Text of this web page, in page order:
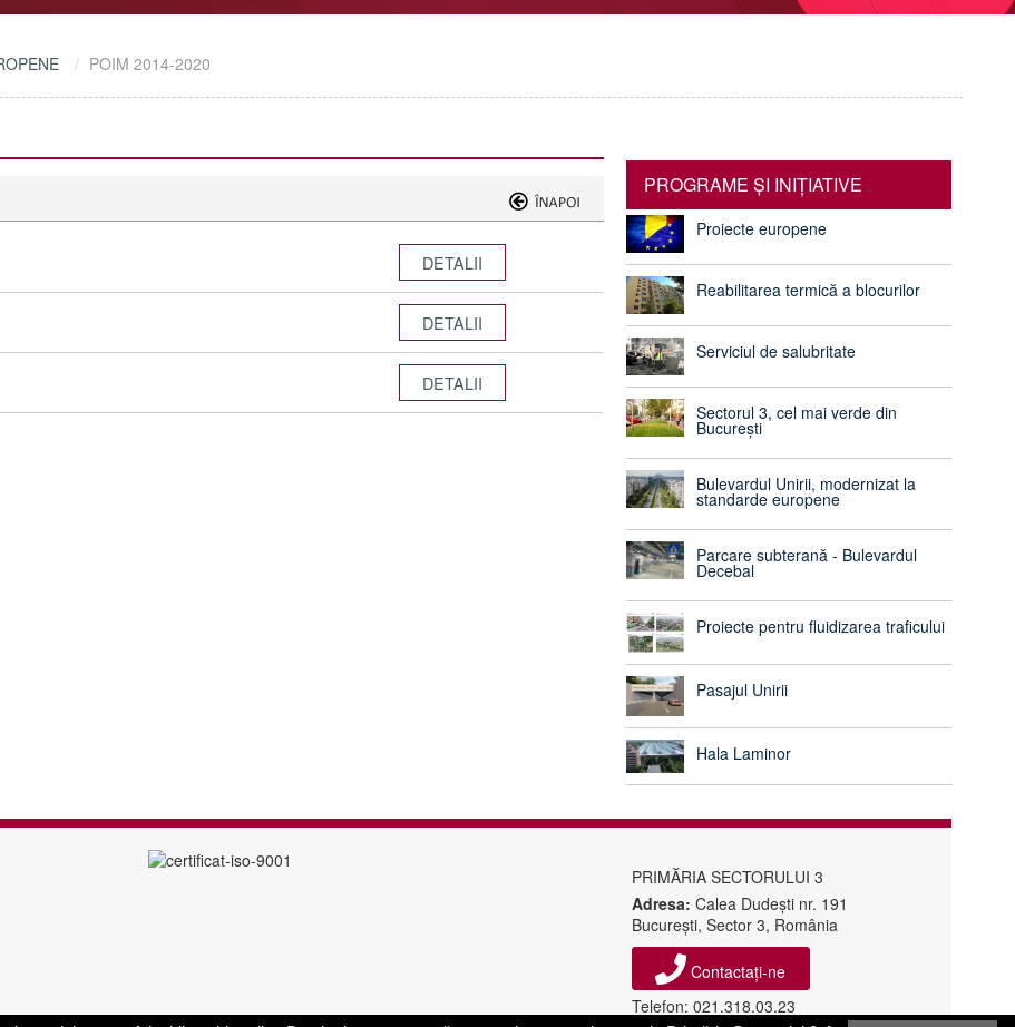
POIM 2014-2020
DETALII
DETALII
DETALII
PROGRAME ŞI INIŢIATIVE
Proiecte europene
Reabilitarea termică a blocurilor
Serviciul de salubritate
Sectorul 3, cel mai verde din
București
Bulevardul Unirii, modernizat la
standarde europene
Parcare subterană - Bulevardul
Decebal
Proiecte pentru fluidizarea traficului
Pasajul Unirii
Hala Laminor
PRIMĂRIA SECTORULUI 3
Adresa: Calea Dudeşti nr. 191
Bucureşti, Sector 3, România
Contactați-ne
Telefon: 021.318.03.23